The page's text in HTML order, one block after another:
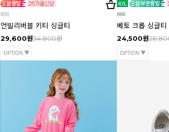
언빌리버블 키티 싱글티
29,600원34,800원
베토 크롭 싱글티
24,500원